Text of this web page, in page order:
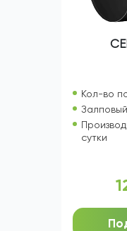
Кол-во
сутки